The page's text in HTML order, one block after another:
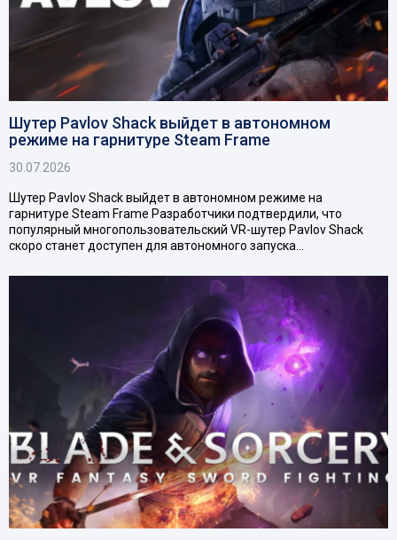
Шутер Pavlov Shack выйдет в автономном
режиме на гарнитуре Steam Frame
30.07.2026
Шутер Pavlov Shack выйдет в автономном режиме на
гарнитуре Steam Frame Разработчики подтвердили, что
популярный многопользовательский VR-шутер Pavlov Shack
скоро станет доступен для автономного запуска…